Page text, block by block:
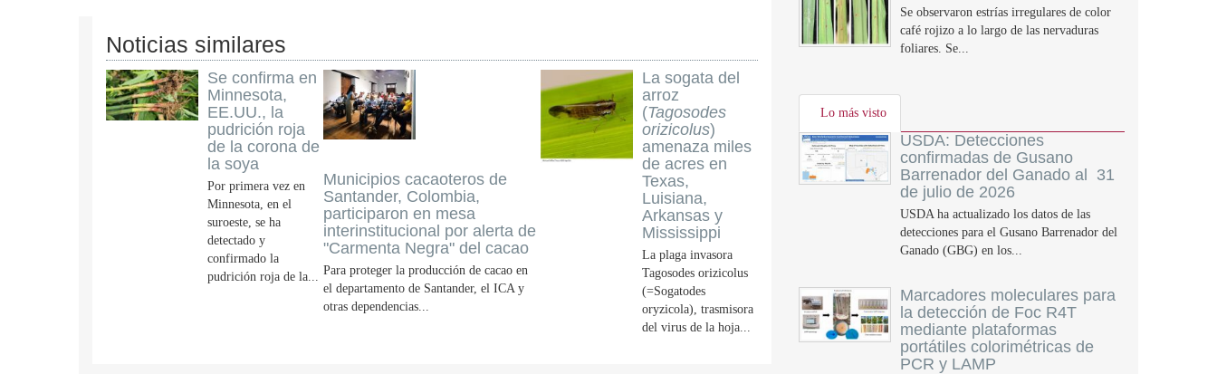
Noticias similares
Se confirma en
Minnesota,
EE.UU., la
pudrición roja
de la corona de
la soya
Por primera vez en
Minnesota, en el
suroeste, se ha
detectado y
confirmado la
pudrición roja de la...
Municipios cacaoteros de
Santander, Colombia,
participaron en mesa
interinstitucional por alerta de
"Carmenta Negra" del cacao
Para proteger la producción de cacao en
el departamento de Santander, el ICA y
otras dependencias...
La sogata del
arroz
(Tagosodes
orizicolus)
amenaza miles
de acres en
Texas,
Luisiana,
Arkansas y
Mississippi
La plaga invasora
Tagosodes orizicolus
(=Sogatodes
oryzicola), trasmisora
del virus de la hoja...
Se observaron estrías irregulares de color
café rojizo a lo largo de las nervaduras
foliares. Se...
Lo más visto
USDA: Detecciones
confirmadas de Gusano
Barrenador del Ganado al 31
de julio de 2026
USDA ha actualizado los datos de las
detecciones para el Gusano Barrenador del
Ganado (GBG) en los...
Marcadores moleculares para
la detección de Foc R4T
mediante plataformas
portátiles colorimétricas de
PCR y LAMP